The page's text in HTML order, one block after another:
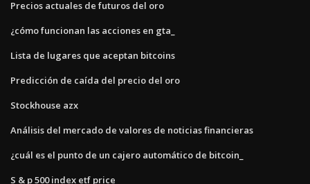
Precios actuales de futuros del oro
¿cómo funcionan las acciones en gta_
Lista de lugares que aceptan bitcoins
Predicción de caída del precio del oro
Stockhouse azx
Análisis del mercado de valores de noticias financieras
¿cuál es el punto de un cajero automático de bitcoin_
S & p 500 index etf price